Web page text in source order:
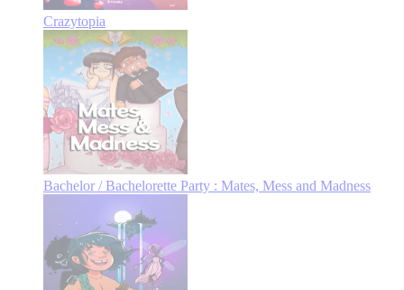
Crazytopia
Bachelor / Bachelorette Party : Mates, Mess and Madness